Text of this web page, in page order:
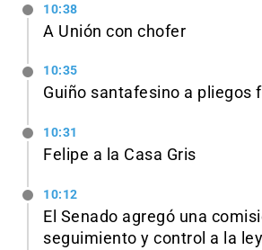
10:38
A Unión con chofer
10:35
Guiño santafesino a pliegos
10:31
Felipe a la Casa Gris
10:12
El Senado agregó una
seguimiento y control a la